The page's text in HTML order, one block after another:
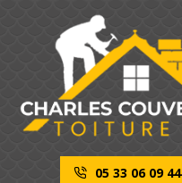
05 33 06 09 44